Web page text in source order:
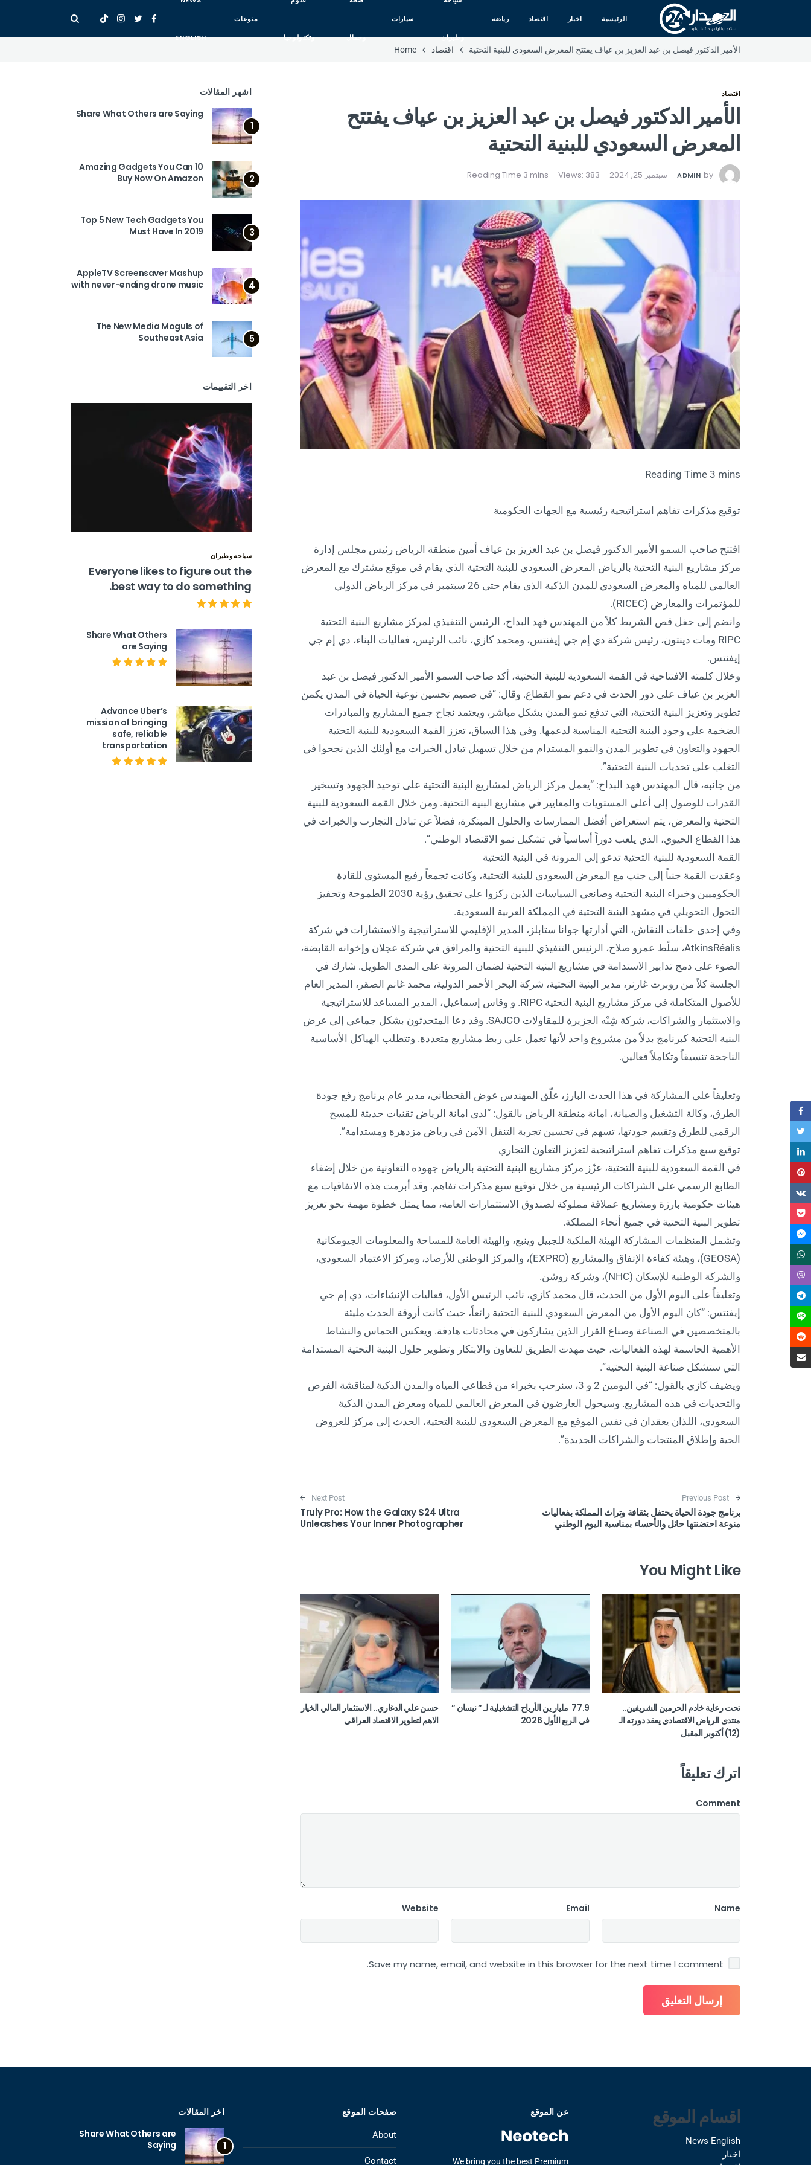
الرئيسية اخبار اقتصاد رياضه
وطيران
سيارات
وجمال وتكنولوجيا
منوعات
ENGLISH
الأمير الدكتور فيصل بن عبد العزيز بن عياف يفتتح المعرض السعودي للبنية التحتية
اقتصاد Home
اقتصاد
الأمير الدكتور فيصل بن عبد العزيز بن عياف يفتتح
المعرض السعودي للبنية التحتية
by
ADMIN سبتمبر 25, 2024 Views: 383
توقيع مذكرات تفاهم استراتيجية رئيسية مع الجهات الحكومية
افتتح صاحب السمو الأمير الدكتور فيصل بن عبد العزيز بن عياف أمين منطقة الرياض رئيس مجلس إدارة
مركز مشاريع البنية التحتية بالرياض المعرض السعودي للبنية التحتية الذي يقام في موقع مشترك مع المعرض
العالمي للمياه والمعرض السعودي للمدن الذكية الذي يقام حتى 26 سبتمبر في مركز الرياض الدولي
للمؤتمرات والمعارض (RICEC).
وانضم إلى حفل قص الشريط كلاً من المهندس فهد البداح، الرئيس التنفيذي لمركز مشاريع البنية التحتية
RIPC ومات دينتون، رئيس شركة دي إم جي إيفنتس، ومحمد كازي، نائب الرئيس، فعاليات البناء، دي إم جي
إيفنتس.
وخلال كلمته الافتتاحية في القمة السعودية للبنية التحتية، أكد صاحب السمو الأمير الدكتور فيصل بن عبد
العزيز بن عياف على دور الحدث في دعم نمو القطاع. وقال: “في صميم تحسين نوعية الحياة في المدن يكمن
تطوير وتعزيز البنية التحتية، التي تدفع نمو المدن بشكل مباشر، ويعتمد نجاح جميع المشاريع والمبادرات
الضخمة على وجود البنية التحتية المناسبة لدعمها. وفي هذا السياق، تعزز القمة السعودية للبنية التحتية
الجهود والتعاون في تطوير المدن والنمو المستدام من خلال تسهيل تبادل الخبرات مع أولئك الذين نجحوا في
التغلب على تحديات البنية التحتية”.
من جانبه، قال المهندس فهد البداح: “يعمل مركز الرياض لمشاريع البنية التحتية على توحيد الجهود وتسخير
القدرات للوصول إلى أعلى المستويات والمعايير في مشاريع البنية التحتية. ومن خلال القمة السعودية للبنية
التحتية والمعرض، يتم استعراض أفضل الممارسات والحلول المبتكرة، فضلاً عن تبادل التجارب والخبرات في
هذا القطاع الحيوي، الذي يلعب دوراً أساسياً في تشكيل نمو الاقتصاد الوطني”.
القمة السعودية للبنية التحتية تدعو إلى المرونة في البنية التحتية
وعقدت القمة جنباً إلى جنب مع المعرض السعودي للبنية التحتية، وكانت تجمعاً رفيع المستوى للقادة
الحكوميين وخبراء البنية التحتية وصانعي السياسات الذين ركزوا على تحقيق رؤية 2030 الطموحة وتحفيز
التحول التحويلي في مشهد البنية التحتية في المملكة العربية السعودية.
وفي إحدى حلقات النقاش، التي أدارتها جوانا ستابلز، المدير الإقليمي للاستراتيجية والاستشارات في شركة
AtkinsRéalis، سلّط عمرو صلاح، الرئيس التنفيذي للبنية التحتية والمرافق في شركة عجلان وإخوانه القابضة،
الضوء على دمج تدابير الاستدامة في مشاريع البنية التحتية لضمان المرونة على المدى الطويل. شارك في
الجلسة كلاً من روبرت غارنر، مدير البنية التحتية، شركة البحر الأحمر الدولية، محمد غانم الصقر، المدير العام
للأصول المتكاملة في مركز مشاريع البنية التحتية RIPC. و وقاس إسماعيل، المدير المساعد للاستراتيجية
والاستثمار والشراكات، شركة شِبْه الجزيرة للمقاولات SAJCO. وقد دعا المتحدثون بشكل جماعي إلى عرض
البنية التحتية كبرنامج بدلاً من مشروع واحد لأنها تعمل على ربط مشاريع متعددة. وتتطلب الهياكل الأساسية
الناجحة تنسيقاً وتكاملاً فعالين.
وتعليقاً على المشاركة في هذا الحدث البارز، علّق المهندس عوض القحطاني، مدير عام برنامج رفع جودة
الطرق، وكالة التشغيل والصيانة، امانة منطقة الرياض بالقول: “لدى امانة الرياض تقنيات حديثة للمسح
الرقمي للطرق وتقييم جودتها، تسهم في تحسين تجربة التنقل الآمن في رياض مزدهرة ومستدامة”.
توقيع سبع مذكرات تفاهم استراتيجية لتعزيز التعاون التجاري
في القمة السعودية للبنية التحتية، عزّز مركز مشاريع البنية التحتية بالرياض جهوده التعاونية من خلال إضفاء
الطابع الرسمي على الشراكات الرئيسية من خلال توقيع سبع مذكرات تفاهم. وقد أبرمت هذه الاتفاقيات مع
هيئات حكومية بارزة ومشاريع عملاقة مملوكة لصندوق الاستثمارات العامة، مما يمثل خطوة مهمة نحو تعزيز
تطوير البنية التحتية في جميع أنحاء المملكة.
وتشمل المنظمات المشاركة الهيئة الملكية للجبيل وينبع، والهيئة العامة للمساحة والمعلومات الجيومكانية
(GEOSA)، وهيئة كفاءة الإنفاق والمشاريع (EXPRO)، والمركز الوطني للأرصاد، ومركز الاعتماد السعودي،
والشركة الوطنية للإسكان (NHC)، وشركة روشن.
وتعليقاً على اليوم الأول من الحدث، قال محمد كازي، نائب الرئيس الأول، فعاليات الإنشاءات، دي إم جي
إيفنتس: “كان اليوم الأول من المعرض السعودي للبنية التحتية رائعاً، حيث كانت أروقة الحدث مليئة
بالمتخصصين في الصناعة وصناع القرار الذين يشاركون في محادثات هادفة. ويعكس الحماس والنشاط
الأهمية الحاسمة لهذه الفعاليات، حيث مهدت الطريق للتعاون والابتكار وتطوير حلول البنية التحتية المستدامة
التي ستشكل صناعة البنية التحتية”.
ويضيف كازي بالقول: “في اليومين 2 و 3، سنرحب بخبراء من قطاعي المياه والمدن الذكية لمناقشة الفرص
والتحديات في هذه المشاريع. وسيحول العارضون في المعرض العالمي للمياه ومعرض المدن الذكية
السعودي، اللذان يعقدان في نفس الموقع مع المعرض السعودي للبنية التحتية، الحدث إلى مركز للعروض
الحية وإطلاق المنتجات والشراكات الجديدة”.
Post navigation
Previous Post
برنامج جودة الحياة يحتفل بثقافة وتراث المملكة بفعاليات
منوعة احتضنتها حائل والأحساء بمناسبة اليوم الوطني
Next Post
Truly Pro: How the Galaxy S24 Ultra
Unleashes Your Inner Photographer
You Might Like
تحت رعاية خادم الحرمين الشريفين..
منتدى الرياض الاقتصادي يعقد دورته الـ
(12) أكتوبر المقبل
77.9 مليار ين الأرباح التشغيلية لـ ” نيسان ”
في الربع الأول 2026
حسن علي الدغاري.. الاستثمار المالي الخيار
الاهم لتطوير الاقتصاد العراقي
اترك تعليقاً
Comment
Name
Email
Website
Save my name, email, and website in this browser for the next time I comment.
اشهر المقالات
1
Share What Others are Saying
2
10 Amazing Gadgets You Can
Buy Now On Amazon
3
Top 5 New Tech Gadgets You
Must Have In 2019
4
AppleTV Screensaver Mashup
with never-ending drone music
5
The New Media Moguls of
Southeast Asia
اخر التقييمات
سياحه وطيران
Everyone likes to figure out the
best way to do something.
Share What Others
are Saying
Advance Uber’s
mission of bringing
safe, reliable
transportation
اقسام الموقع
News English
اخبار
عن الموقع
We bring you the best Premium
صفحات الموقع
About
Contact
اخر المقالات
1
Share What Others are
Saying